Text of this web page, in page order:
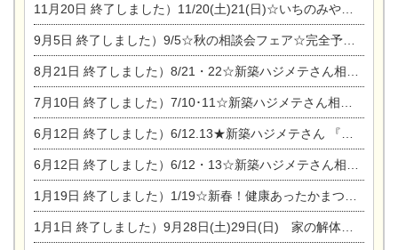
11月20日 終了しました）11/20(土)21(日)☆いちのみや逸品市に出店します【ひのきのバラ販売】
9月5日 終了しました）9/5☆秋の相談会フェア☆完全予約制
8月21日 終了しました）8/21・22☆新築ハジメテさん相談会 『集まれ！農地に家を建てたい人！』
7月10日 終了しました）7/10･11☆新築ハジメテさん相談会 『集まれ！農地に家を建てたい人！』完全予約制
6月12日 終了しました）6/12.13★新築ハジメテさん 『木の家 現場体感見学会』
6月12日 終了しました）6/12・13☆新築ハジメテさん相談会『今ある土地に家を建てる際の注意点』
1月19日 終了しました）1/19☆新春！健康あったかまつり＆増改築リフォームまつり
1月1日 終了しました）9月28日(土)29日(日) 家の解体なんでも相談会